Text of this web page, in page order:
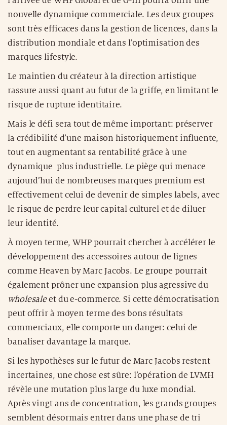
nouvelle dynamique commerciale. Les deux groupes
sont très efficaces dans la gestion de licences, dans la
distribution mondiale et dans l’optimisation des
marques lifestyle.
Le maintien du créateur à la direction artistique
rassure aussi quant au futur de la griffe, en limitant le
risque de rupture identitaire.
Mais le défi sera tout de même important: préserver
la crédibilité d’une maison historiquement influente,
tout en augmentant sa rentabilité grâce à une
dynamique plus industrielle. Le piège qui menace
aujourd’hui de nombreuses marques premium est
effectivement celui de devenir de simples labels, avec
le risque de perdre leur capital culturel et de diluer
leur identité.
À moyen terme, WHP pourrait chercher à accélérer le
développement des accessoires autour de lignes
comme Heaven by Marc Jacobs. Le groupe pourrait
également prôner une expansion plus agressive du
wholesaleet du e-commerce. Si cette démocratisation
peut offrir à moyen terme des bons résultats
commerciaux, elle comporte un danger: celui de
banaliser davantage la marque.
Si les hypothèses sur le futur de Marc Jacobs restent
incertaines, une chose est sûre: l’opération de LVMH
révèle une mutation plus large du luxe mondial.
Après vingt ans de concentration, les grands groupes
semblent désormais entrer dans une phase de tri